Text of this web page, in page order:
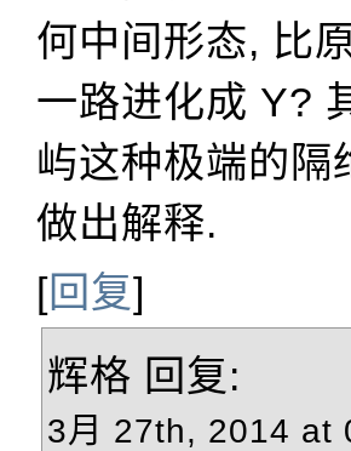
何中间形态, 比
一路进化成 Y?
屿这种极端的隔
做出解释.
[回复]
辉格 回复:
3月 27th, 2014 at